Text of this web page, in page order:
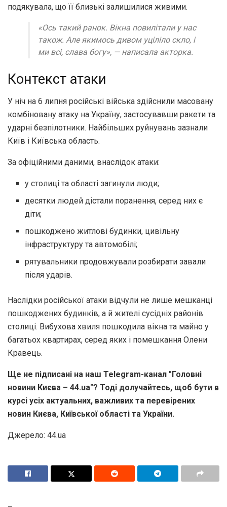
подякувала, що її близькі залишилися живими.
«Ось такий ранок. Вікна повилітали у нас
також. Але якимось дивом уціліло скло, і
ми всі, слава богу», — написала акторка.
Контекст атаки
У ніч на 6 липня російські війська здійснили масовану
комбіновану атаку на Україну, застосувавши ракети та
ударні безпілотники. Найбільших руйнувань зазнали
Київ і Київська область.
За офіційними даними, внаслідок атаки:
у столиці та області загинули люди;
десятки людей дістали поранення, серед них є
діти;
пошкоджено житлові будинки, цивільну
інфраструктуру та автомобілі;
рятувальники продовжували розбирати завали
після ударів.
Наслідки російської атаки відчули не лише мешканці
пошкоджених будинків, а й жителі сусідніх районів
столиці. Вибухова хвиля пошкодила вікна та майно у
багатьох квартирах, серед яких і помешкання Олени
Кравець.
Ще не підписані на наш Telegram-канал "Головні
новини Києва – 44.ua"? Тоді долучайтесь, щоб бути в
курсі усіх актуальних, важливих та перевірених
новин Києва, Київської області та України.
Джерело: 44.ua